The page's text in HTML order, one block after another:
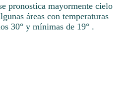
pronostica mayormente cielo
áreas con temperaturas
30° y mínimas de 19° .